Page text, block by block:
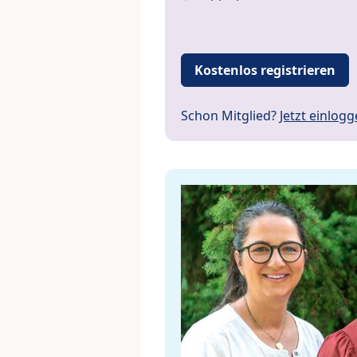
Kostenlos registrieren
Schon Mitglied? Jetzt